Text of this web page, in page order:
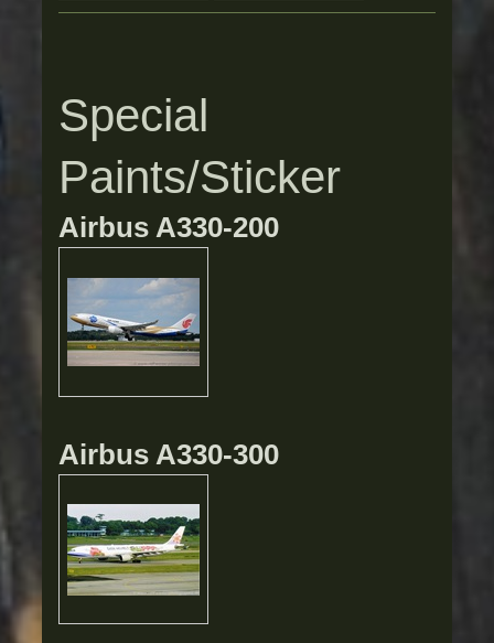
Special
Paints/Sticker
Airbus A330-200
Airbus A330-300